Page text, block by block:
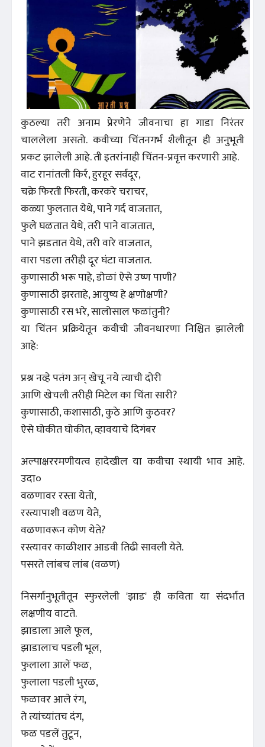
कुठल्या तरी अनाम प्रेरणेने जीवनाचा हा गाडा निरंतर
चाललेला असतो. कवीच्या चिंतनगर्भ शैलीतून ही अनुभूती
प्रकट झालेली आहे. ती इतरांनाही चिंतन-प्रवृत्त करणारी आहे.
वाट रानांतली किर्र, हुरहूर सर्वदूर,
चक्रे फिरती फिरती, करकरे चराचर,
कळ्या फुलतात येथे, पाने गर्द वाजतात,
फुले घळतात येथे, तरी पाने वाजतात,
पाने झडतात येथे, तरी वारे वाजतात,
वारा पडला तरीही दूर घंटा वाजतात.
कुणासाठी भरू पाहे, डोळां ऐसे उष्ण पाणी?
कुणासाठी झरताहे, आयुष्य हे क्षणोक्षणी?
कुणासाठी रस भरे, सालोसाल फळांतुनी?
या चिंतन प्रक्रियेतून कवीची जीवनधारणा निश्चित झालेली
आहे:
प्रश्न नव्हे पतंग अन् खेचू नये त्याची दोरी
आणि खेचली तरीही मिटेल का चिंता सारी?
कुणासाठी, कशासाठी, कुठे आणि कुठवर?
ऐसे घोकीत घोकीत, व्हावयाचे दिगंबर
अल्पाक्षररमणीयत्व हादेखील या कवीचा स्थायी भाव आहे.
उदा०
वळणावर रस्ता येतो,
रस्त्यापाशी वळण येते,
वळणावरून कोण येते?
रस्त्यावर काळीशार आडवी तिढी सावली येते.
पसरते लांबच लांब (वळण)
निसर्गानुभूतीतून स्फुरलेली 'झाड' ही कविता या संदर्भात
लक्षणीय वाटते.
झाडाला आले फूल,
झाडालाच पडली भूल,
फुलाला आलें फळ,
फुलाला पडली भुरळ,
फळावर आले रंग,
ते त्यांच्यांतच दंग,
फळ पडलें तुटून,